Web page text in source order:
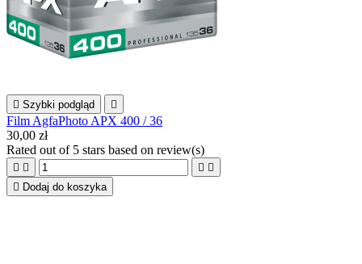
 Szybki podgląd 
Film AgfaPhoto APX 400 / 36
30,00 zł
Rated out of 5 stars based on review(s)
   
 Dodaj do koszyka